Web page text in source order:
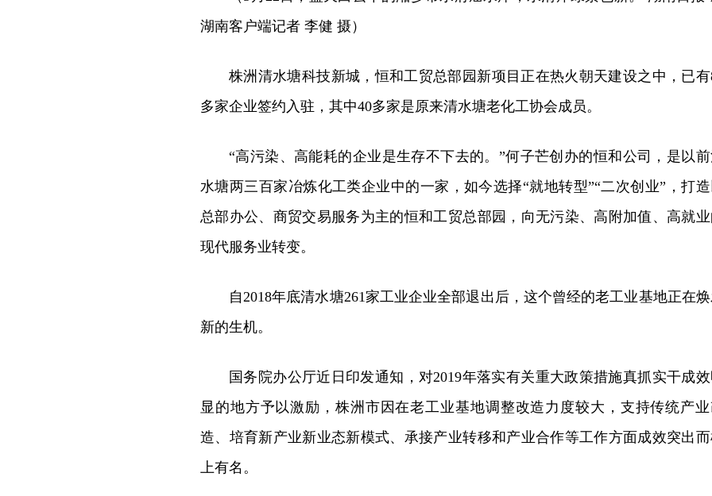
湖南客户端记者 李健 摄）
株洲清水塘科技新城，恒和工贸总部园新项目正在热火朝天建设之中，已有
多家企业签约入驻，其中40多家是原来清水塘老化工协会成员。
“高污染、高能耗的企业是生存不下去的。”何子芒创办的恒和公司，是以
水塘两三百家冶炼化工类企业中的一家，如今选择“就地转型”“二次创业”，打
总部办公、商贸交易服务为主的恒和工贸总部园，向无污染、高附加值、高就
现代服务业转变。
自2018年底清水塘261家工业企业全部退出后，这个曾经的老工业基地正在
新的生机。
国务院办公厅近日印发通知，对2019年落实有关重大政策措施真抓实干成
显的地方予以激励，株洲市因在老工业基地调整改造力度较大，支持传统产
造、培育新产业新业态新模式、承接产业转移和产业合作等工作方面成效突出
上有名。